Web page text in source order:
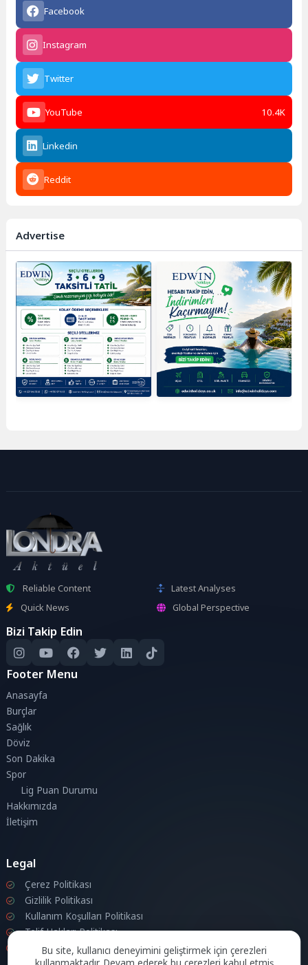
Facebook
Instagram
Twitter
YouTube 10.4K
Linkedin
Reddit
Advertise
Reliable Content
Latest Analyses
Quick News
Global Perspective
Bizi Takip Edin
Footer Menu
Anasayfa
Burçlar
Sağlık
Döviz
Son Dakika
Spor
Lig Puan Durumu
Hakkımızda
İletişim
Legal
Çerez Politikası
Gizlilik Politikası
Kullanım Koşulları Politikası
Telif Hakları Politikası
İletişim
Bu site, kullanıcı deneyimini geliştirmek için çerezleri